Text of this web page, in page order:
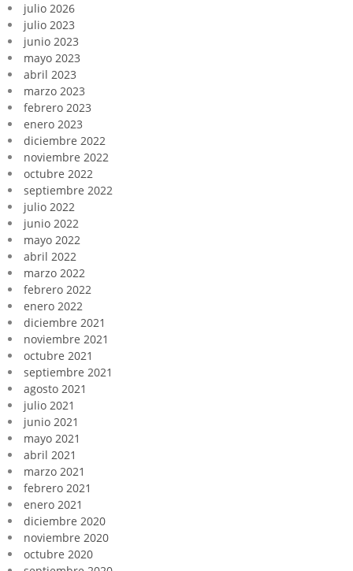
julio 2026
julio 2023
junio 2023
mayo 2023
abril 2023
marzo 2023
febrero 2023
enero 2023
diciembre 2022
noviembre 2022
octubre 2022
septiembre 2022
julio 2022
junio 2022
mayo 2022
abril 2022
marzo 2022
febrero 2022
enero 2022
diciembre 2021
noviembre 2021
octubre 2021
septiembre 2021
agosto 2021
julio 2021
junio 2021
mayo 2021
abril 2021
marzo 2021
febrero 2021
enero 2021
diciembre 2020
noviembre 2020
octubre 2020